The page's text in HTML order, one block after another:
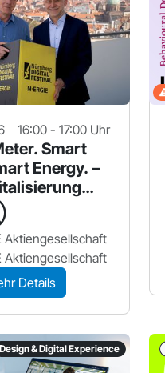
16:00 - 17:00 Uhr
Smart
Energy. –
neu
Aktiengesellschaft
Aktiengesellschaft
Details
Design & Digital Experience